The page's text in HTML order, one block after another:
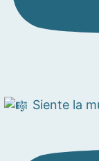
Siente la